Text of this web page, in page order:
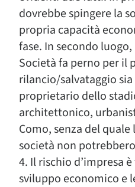
dovrebbe spingere la
propria capacità
fase. In secondo
Società fa perno per il
rilancio/salvataggio
proprietario dello
architettonico,
Como, senza del
società non
4. Il rischio d’impresa
sviluppo economico e